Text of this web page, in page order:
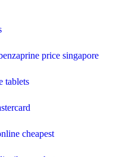
price singapore
tablets
cheapest